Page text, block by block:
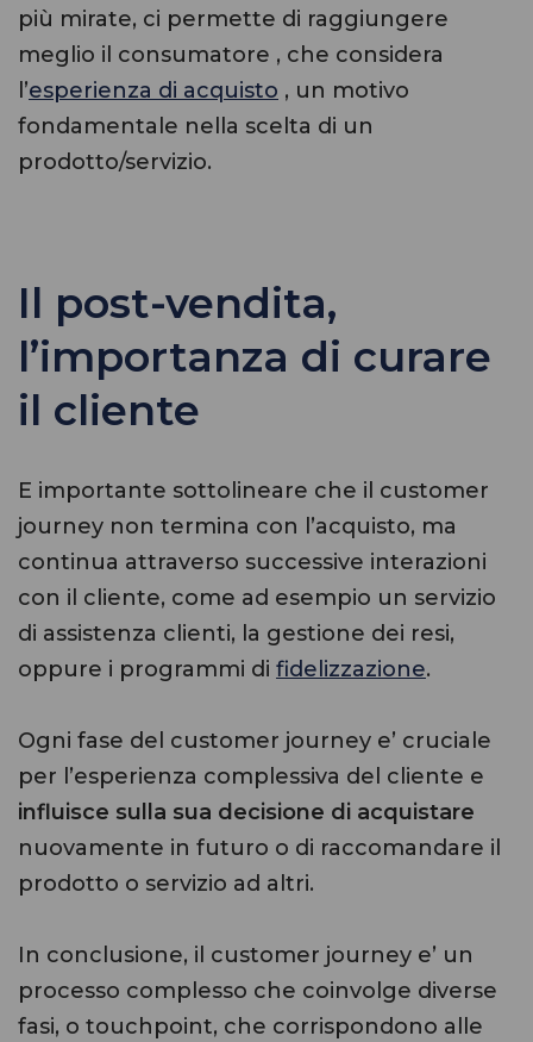
più mirate, ci permette di raggiungere
meglio il consumatore , che considera
l’esperienza di acquisto , un motivo
fondamentale nella scelta di un
prodotto/servizio.
Il post-vendita,
l’importanza di curare
il cliente
E importante sottolineare che il customer
journey non termina con l’acquisto, ma
continua attraverso successive interazioni
con il cliente, come ad esempio un servizio
di assistenza clienti, la gestione dei resi,
oppure i programmi di fidelizzazione.
Ogni fase del customer journey e’ cruciale
per l’esperienza complessiva del cliente e
influisce sulla sua decisione di acquistare
nuovamente in futuro o di raccomandare il
prodotto o servizio ad altri.
In conclusione, il customer journey e’ un
processo complesso che coinvolge diverse
fasi, o touchpoint, che corrispondono alle